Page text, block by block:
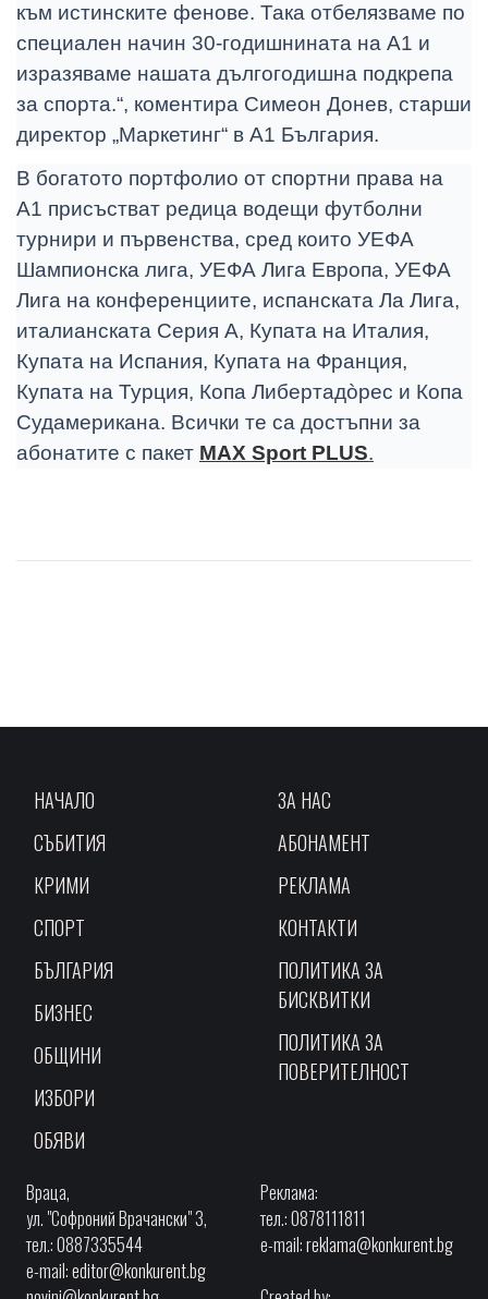
към истинските фенове. Така отбелязваме по
специален начин 30-годишнината на А1 и
изразяваме нашата дългогодишна подкрепа
за спорта.“, коментира Симеон Донев, старши
директор „Маркетинг“ в А1 България.
В богатото портфолио от спортни права на
А1 присъстват редица водещи футболни
турнири и първенства, сред които УЕФА
Шампионска лига, УЕФА Лига Европа, УЕФА
Лига на конференциите, испанската Ла Лига,
италианската Серия А, Купата на Италия,
Купата на Испания, Купата на Франция,
Купата на Турция, Копа Либертадòрес и Копа
Судамерикана. Всички те са достъпни за
абонатите с пакет MAX Sport PLUS.
НАЧАЛО
СЪБИТИЯ
КРИМИ
СПОРТ
БЪЛГАРИЯ
БИЗНЕС
ОБЩИНИ
ИЗБОРИ
ОБЯВИ
ЗА НАС
АБОНАМЕНТ
РЕКЛАМА
КОНТАКТИ
ПОЛИТИКА ЗА
БИСКВИТКИ
ПОЛИТИКА ЗА
ПОВЕРИТЕЛНОСТ
Враца,
ул. "Софроний Врачански" 3,
тел.: 0887335544
e-mail:editor@konkurent.bg
Реклама:
тел.: 0878111811
e-mail:reklama@konkurent.bg